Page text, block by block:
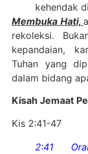
kehendak
Membuka Hati,
rekoleksi.
kepandaian,
Tuhan yang
dalam bidang
Kisah Jemaat
Kis 2:41-47
2:41